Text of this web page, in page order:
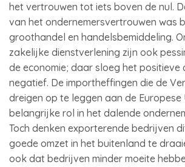
het vertrouwen tot iets boven de nul.
van het ondernemersvertrouwen was
groothandel en handelsbemiddeling.
zakelijke dienstverlening zijn ook
de economie; daar sloeg het positieve
negatief. De importheffingen die de
dreigen op te leggen aan de Europese
belangrijke rol in het dalende
Toch denken exporterende bedrijven
goede omzet in het buitenland te
ook dat bedrijven minder moeite